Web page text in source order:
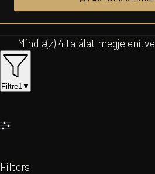
Ugrás
a
tartalomhoz
Mind a(z) 4 találat megjelenítve
Filtre1▼
Filters